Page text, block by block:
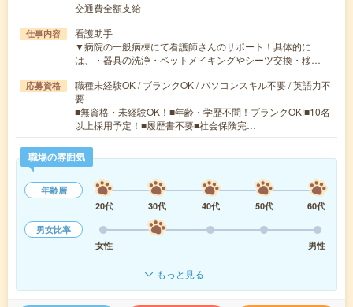
交通費全額支給
仕事内容
看護助手
▼病院の一般病棟にて看護師さんのサポート！具体的に
は、・器具の洗浄・ベットメイキングやシーツ交換・移…
応募資格
職種未経験OK / ブランクOK / パソコンスキル不要 / 英語力不
要
■無資格・未経験OK！■年齢・学歴不問！ブランクOK!■10名
以上採用予定！■履歴書不要■社会保険完…
職場の雰囲気
年齢層
20代
30代 40代 50代
60代
男女比率
女性
男性
もっと見る